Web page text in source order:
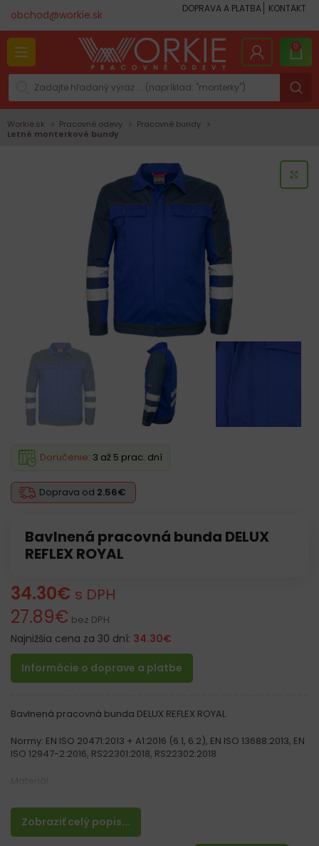
obchod@workie.sk DOPRAVA A PLATBA KONTAKT
0
Workie.sk Pracovné odevy
Pracovné bundy
Letné monterkové bundy
Bavlnená pracovná bunda DELUX
REFLEX ROYAL
Doprava od 2.56€
Doručenie: 3 až 5 prac. dní
34.30€ s DPH
27.89€ bez DPH
Najnižšia cena za 30 dní: 34.30€
Informácie o doprave a platbe
Zobraziť celý popis...
Bavlnená pracovná bunda DELUX REFLEX ROYAL
Normy: EN ISO 20471:2013 + A1:2016 (6.1, 6.2), EN ISO 13688:2013, EN
ISO 12947-2:2016, RS22301:2018, RS22302:2018
Vlastnosti:
– Zapínanie na gombíky